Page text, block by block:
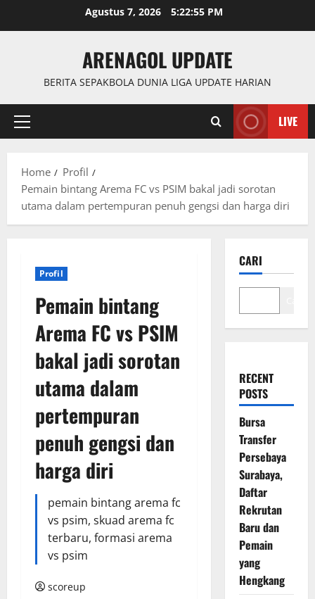
Agustus 7, 2026 5:22:55 PM
ARENAGOL UPDATE
BERITA SEPAKBOLA DUNIA LIGA UPDATE HARIAN
Primary
LIVE
Home
Profil
Pemain bintang Arema FC vs PSIM bakal jadi sorotan
utama dalam pertempuran penuh gengsi dan harga diri
Profil
Pemain bintang
Arema FC vs PSIM
bakal jadi sorotan
utama dalam
pertempuran
penuh gengsi dan
harga diri
pemain bintang arema fc
vs psim, skuad arema fc
terbaru, formasi arema
vs psim
scoreup
CARI
RECENT
POSTS
Bursa
Transfer
Persebaya
Surabaya,
Daftar
Rekrutan
Baru dan
Pemain
yang
Hengkang